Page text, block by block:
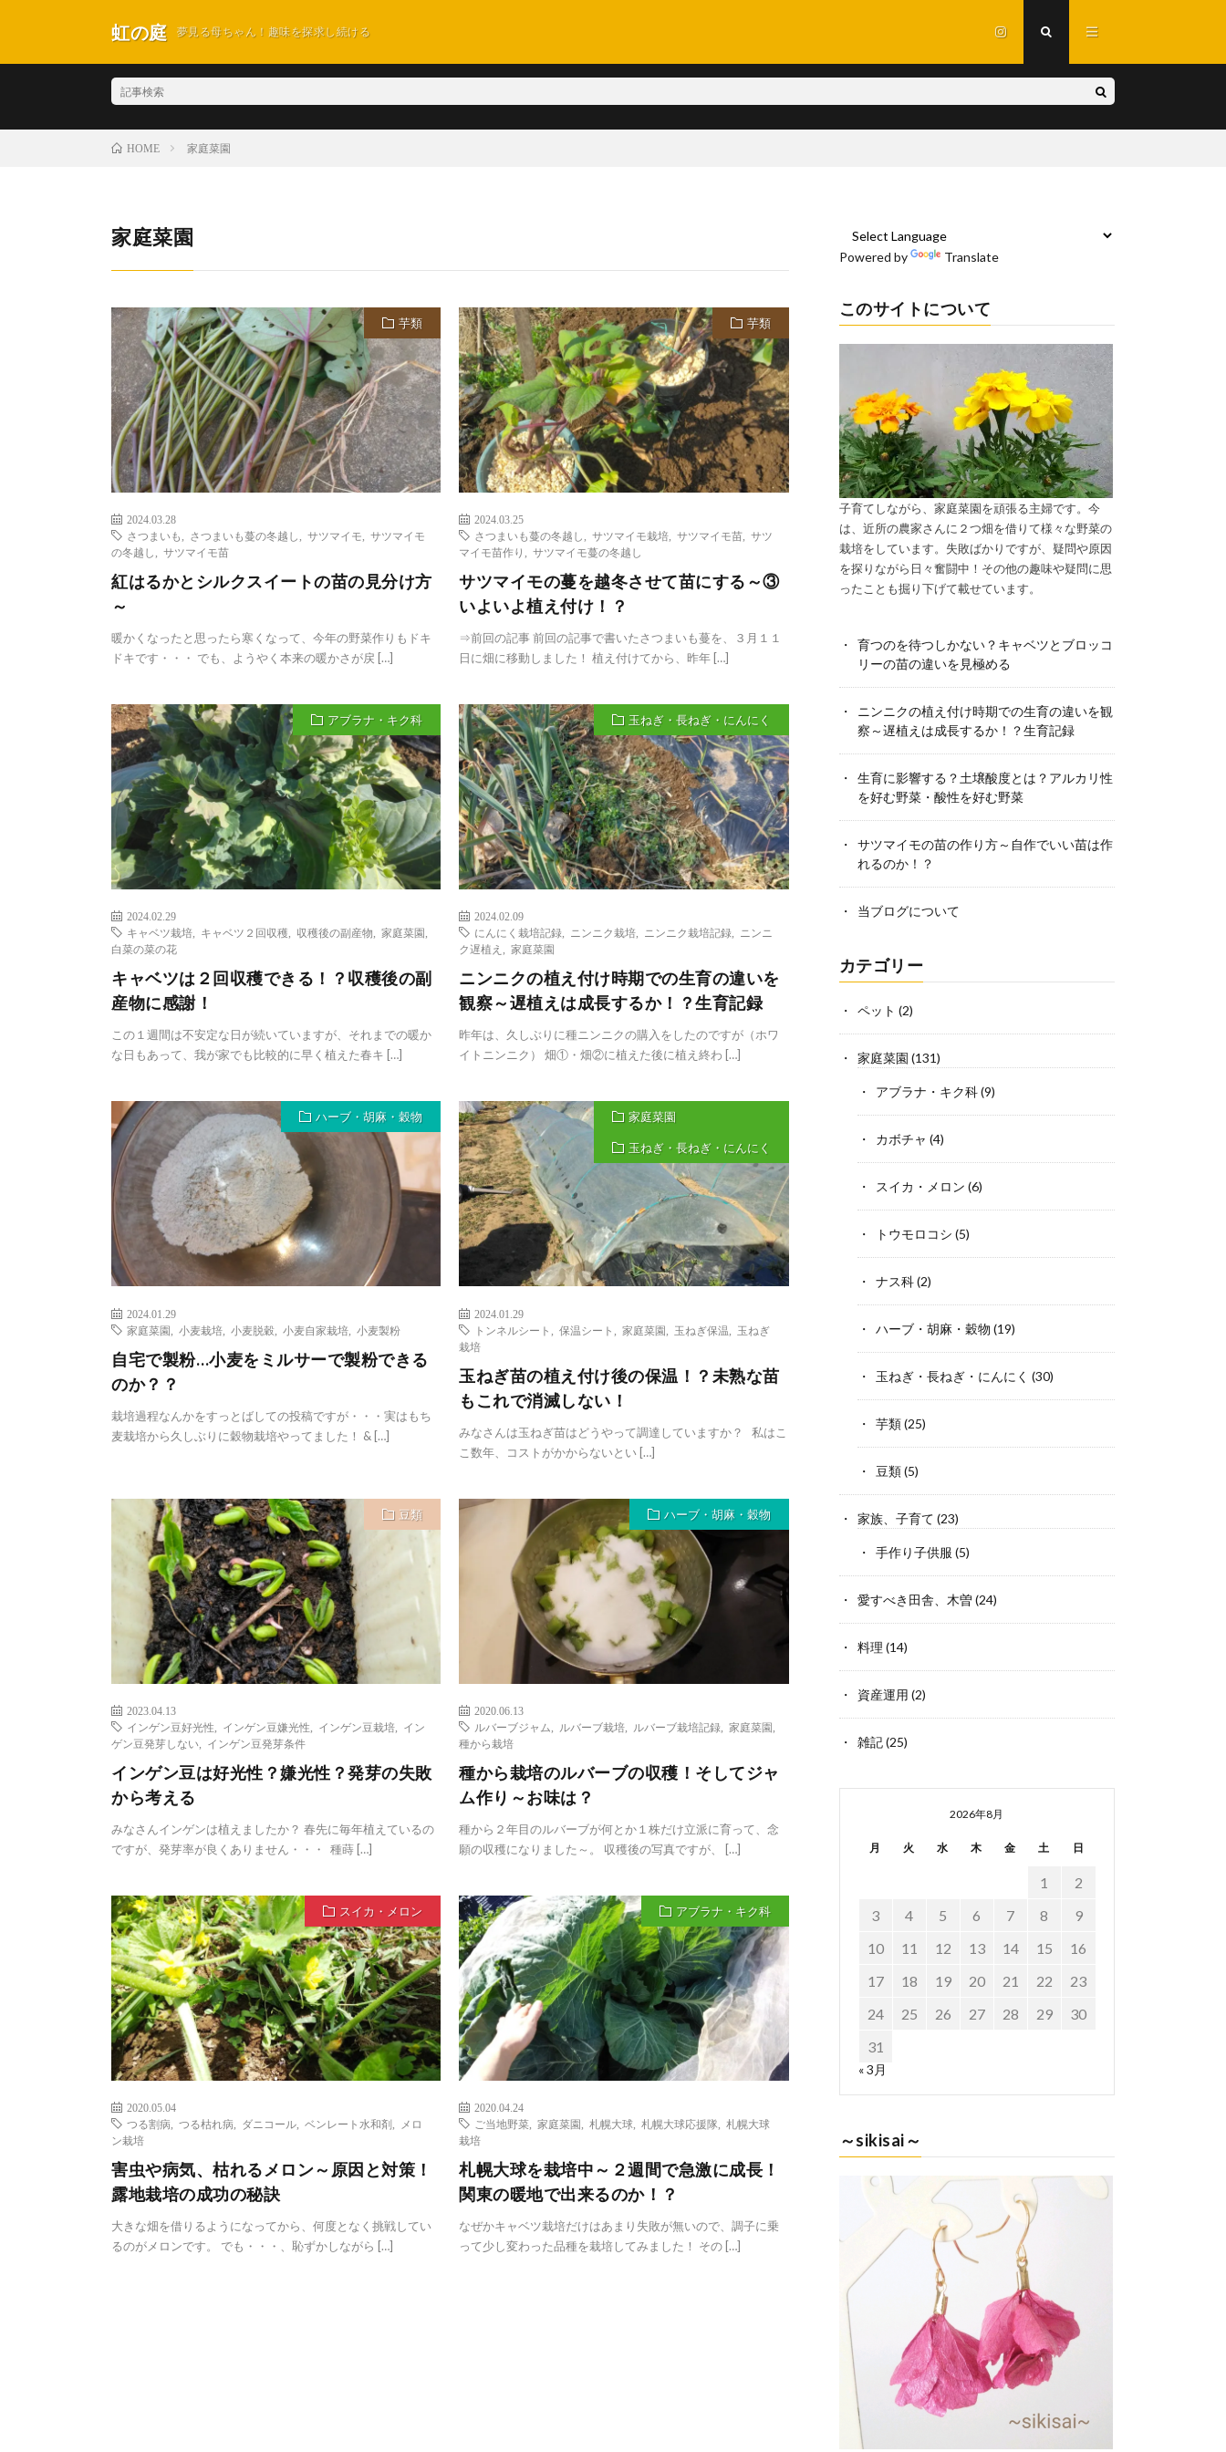
虹の庭 夢見る母ちゃん！趣味を探求し続ける
HOME 家庭菜園
家庭菜園
芋類
2024.03.28
さつまいも
さつまいも蔓の冬越し サツマイモ
サツマイモ
の冬越し
サツマイモ苗
紅はるかとシルクスイートの苗の見分け方
～
暖かくなったと思ったら寒くなって、今年の野菜作りもドキ
ドキです・・・ でも、ようやく本来の暖かさが戻 […]
芋類
2024.03.25
さつまいも蔓の冬越し
,サツマイモ栽培 ,サツマイモ苗 ,サツ
マイモ苗作り
,サツマイモ蔓の冬越し
サツマイモの蔓を越冬させて苗にする～③
いよいよ植え付け！？
⇒前回の記事 前回の記事で書いたさつまいも蔓を、３月１１
日に畑に移動しました！ 植え付けてから、昨年 […]
アブラナ・キク科
2024.02.29
キャベツ栽培
キャベツ２回収穫 収穫後の副産物 家庭菜園
白菜の菜の花
キャベツは２回収穫できる！？収穫後の副
産物に感謝！
この１週間は不安定な日が続いていますが、それまでの暖か
な日もあって、我が家でも比較的に早く植えた春キ […]
玉ねぎ・長ねぎ・にんにく
2024.02.09
にんにく栽培記録
ニンニク栽培 ニンニク栽培記録
ニンニ
ク遅植え
,家庭菜園
ニンニクの植え付け時期での生育の違いを
観察～遅植えは成長するか！？生育記録
昨年は、久しぶりに種ニンニクの購入をしたのですが（ホワ
イトニンニク） 畑①・畑②に植えた後に植え終わ […]
ハーブ・胡麻・穀物
2024.01.29
家庭菜園
小麦栽培 小麦脱穀 小麦自家栽培 小麦製粉
自宅で製粉…小麦をミルサーで製粉できる
のか？？
栽培過程なんかをすっとばしての投稿ですが・・・実はもち
麦栽培から久しぶりに穀物栽培やってました！ & […]
家庭菜園
玉ねぎ・長ねぎ・にんにく
2024.01.29
トンネルシート
,保温シート ,家庭菜園 玉ねぎ保温
玉ねぎ
栽培
玉ねぎ苗の植え付け後の保温！？未熟な苗
もこれで消滅しない！
みなさんは玉ねぎ苗はどうやって調達していますか？ 私はこ
こ数年、コストがかからないとい […]
豆類
2023.04.13
インゲン豆好光性
インゲン豆嫌光性 インゲン豆栽培
イン
ゲン豆発芽しない
インゲン豆発芽条件
インゲン豆は好光性？嫌光性？発芽の失敗
から考える
みなさんインゲンは植えましたか？ 春先に毎年植えているの
ですが、発芽率が良くありません・・・ 種蒔 […]
ハーブ・胡麻・穀物
2020.06.13
ルバーブジャム
ルバーブ栽培 ルバーブ栽培記録 ,家庭菜園
種から栽培
種から栽培のルバーブの収穫！そしてジャ
ム作り～お味は？
種から２年目のルバーブが何とか１株だけ立派に育って、念
願の収穫になりました～。 収穫後の写真ですが、 […]
スイカ・メロン
2020.05.04
つる割病
つる枯れ病 ダニコール ベンレート水和剤
メロ
ン栽培
害虫や病気、枯れるメロン～原因と対策！
露地栽培の成功の秘訣
大きな畑を借りるようになってから、何度となく挑戦してい
るのがメロンです。 でも・・・、恥ずかしながら […]
アブラナ・キク科
2020.04.24
ご当地野菜 ,家庭菜園 札幌大球 札幌大球応援隊
札幌大球
栽培
札幌大球を栽培中～２週間で急激に成長！
関東の暖地で出来るのか！？
なぜかキャベツ栽培だけはあまり失敗が無いので、調子に乗
って少し変わった品種を栽培してみました！ その […]
Powered by Translate
このサイトについて
子育てしながら、家庭菜園を頑張る主婦です。今
は、近所の農家さんに２つ畑を借りて様々な野菜の
栽培をしています。失敗ばかりですが、疑問や原因
を探りながら日々奮闘中！その他の趣味や疑問に思
ったことも掘り下げて載せています。
育つのを待つしかない？キャベツとブロッコ
リーの苗の違いを見極める
ニンニクの植え付け時期での生育の違いを観
察～遅植えは成長するか！？生育記録
生育に影響する？土壌酸度とは？アルカリ性
を好む野菜・酸性を好む野菜
サツマイモの苗の作り方～自作でいい苗は作
れるのか！？
当ブログについて
カテゴリー
ペット (2)
家庭菜園 (131)
アブラナ・キク科(9)
カボチャ (4)
スイカ・メロン (6)
トウモロコシ (5)
ナス科(2)
ハーブ・胡麻・穀物 (19)
玉ねぎ・長ねぎ・にんにく (30)
芋類(25)
豆類(5)
家族、子育て (23)
手作り子供服 (5)
愛すべき田舎、木曽 (24)
料理 (14)
資産運用 (2)
雑記(25)
2026年8月
月 火 水 木 金 土 日
1
2
3
4 5 6 7 8
9
10
11 12 13 14 15
16
17
18 19 20 21 22
23
24
25 26 27 28 29
30
31
« 3月
～sikisai～